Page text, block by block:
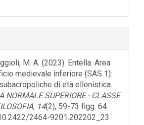
M. A. (2023). Entella. Area
medievale inferiore (SAS 1):
di età ellenistica.
NORMALE SUPERIORE - CLASSE
, 14(2), 59-73 figg. 64.
2464-9201.202202_23